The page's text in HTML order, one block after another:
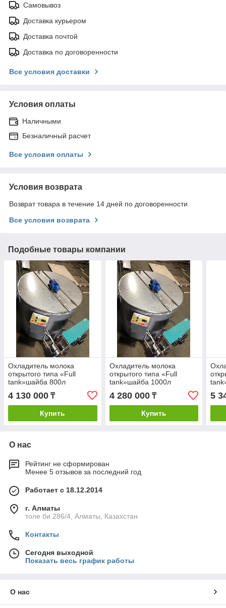
Самовывоз
Доставка курьером
Доставка почтой
Доставка по договоренности
Все условия доставки
Условия оплаты
Наличными
Безналичный расчет
Все условия оплаты
Условия возврата
Возврат товара в течение 14 дней по договоренности
Все условия возврата
Подобные товары компании
Охладитель молока
открытого типа «Full
tank»шайба 800л
4 130 000 ₸
Купить
Охладитель молока
открытого типа «Full
tank»шайба 1000л
4 280 000₸
Купить
5
О нас
Рейтинг не сформирован
Менее 5 отзывов за последний год
Работает с 18.12.2014
г. Алматы
толе би 286/4, Алматы, Казахстан
Контакты
Сегодня выходной
Показать весь график работы
О нас